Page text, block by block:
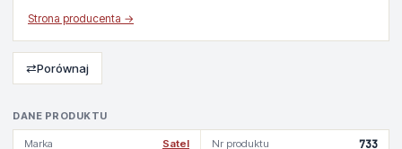
DANE PRODUKTU
Marka Satel Nr produktu 733
Strona producenta →
⇄Porównaj